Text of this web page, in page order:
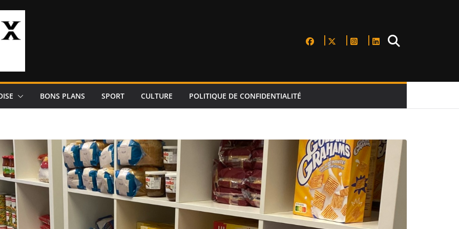
BONS PLANS SPORT CULTURE POLITIQUE DE CONFIDENTIALITÉ